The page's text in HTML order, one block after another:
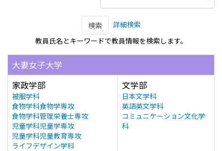
検索
詳細検索
教員氏名とキーワードで教員情報を検索します。
大妻女子大学
家政学部
被服学科
食物学科食物学専攻
食物学科管理栄養士専攻
児童学科児童学専攻
児童学科児童教育専攻
ライフデザイン学科
文学部
日本文学科
英語英文学科
コミュニケーション文化学
科